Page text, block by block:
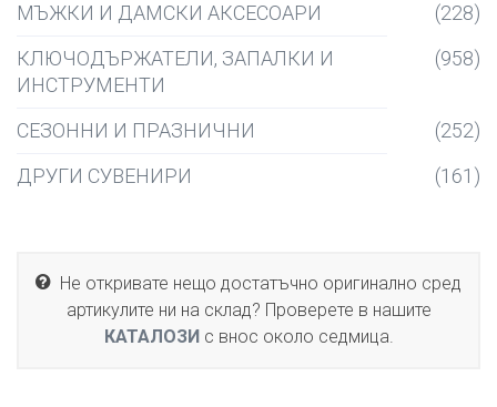
МЪЖКИ И ДАМСКИ АКСЕСОАРИ
(228)
КЛЮЧОДЪРЖАТЕЛИ, ЗАПАЛКИ И
ИНСТРУМЕНТИ
(958)
СЕЗОННИ И ПРАЗНИЧНИ
(252)
ДРУГИ СУВЕНИРИ
(161)
Не откривате нещо достатъчно оригинално сред
артикулите ни на склад? Проверете в нашите
КАТАЛОЗИс внос около седмица.